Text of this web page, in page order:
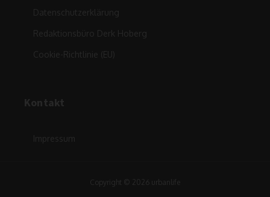
Datenschutzerklärung
Redaktionsbüro Derk Hoberg
Cookie-Richtlinie (EU)
Kontakt
Impressum
Copyright © 2026 urbanlife